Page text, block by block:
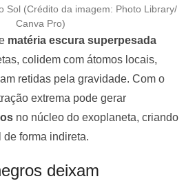
Sol (Crédito da imagem: Photo Library/
Canva Pro)
matéria escura superpesada
colidem com átomos locais,
retidas pela gravidade. Com o
extrema pode gerar
no núcleo do exoplaneta, criando
de forma indireta.
deixam